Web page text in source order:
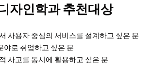
자인학과 추천대상
사용자 중심의 서비스를 설계하고 싶은 분
야로 취업하고 싶은 분
사고를 동시에 활용하고 싶은 분